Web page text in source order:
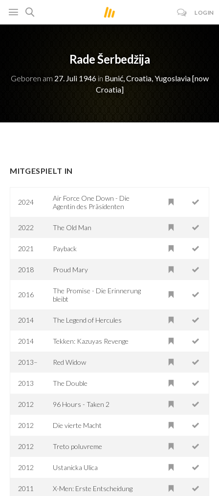
LOGIN
Rade Šerbedžija
Geboren am 27. Juli 1946in Bunić, Croatia, Yugoslavia [now
Croatia]
MITGESPIELT IN
2024
Air Force One Down - Die
Agentin des Präsidenten
2022 The Old Man
2021 Payback
2018 Proud Mary
2016
The Promise - Die Erinnerung
bleibt
2014 The Legend of Hercules
2014 Tekken: Kazuyas Revenge
2013– Red Widow
2013 The Double
2012 96 Hours - Taken 2
2012 Die vierte Macht
2012 Treto poluvreme
2012 Ustanicka Ulica
2011 X-Men: Erste Entscheidung